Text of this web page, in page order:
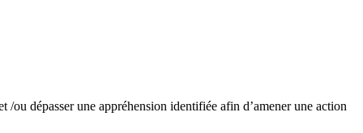
dépasser une appréhension identifiée afin d’amener une action